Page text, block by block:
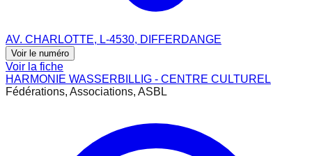
AV. CHARLOTTE, L-4530, DIFFERDANGE
Voir le numéro
Voir la fiche
HARMONIE WASSERBILLIG - CENTRE CULTUREL
Fédérations, Associations, ASBL